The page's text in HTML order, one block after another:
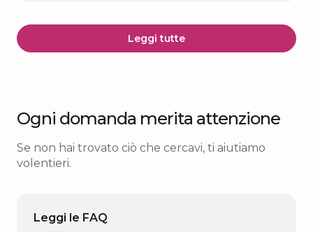
Leggi tutte
Ogni domanda merita attenzione
Se non hai trovato ciò che cercavi, ti aiutiamo
volentieri.
Leggi le FAQ